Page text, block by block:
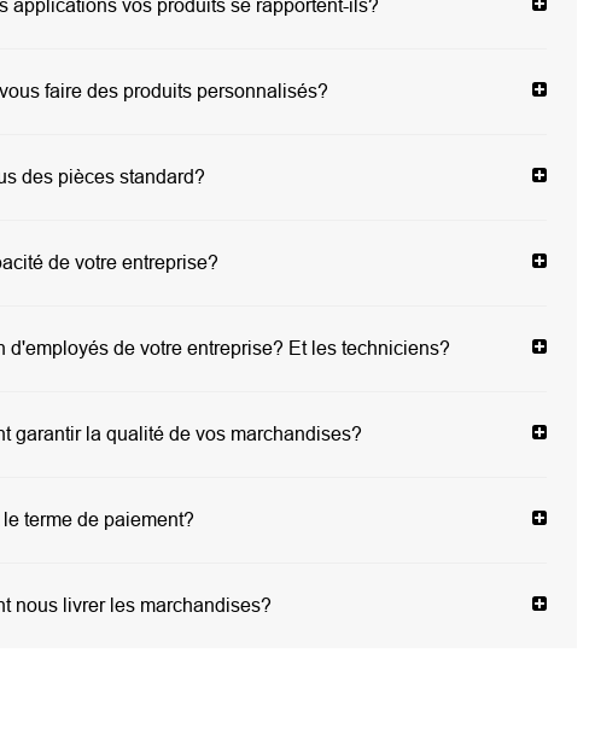
applications vos produits se rapportent-ils?
faire des produits personnalisés?
des pièces standard?
de votre entreprise?
d'employés de votre entreprise? Et les techniciens?
garantir la qualité de vos marchandises?
terme de paiement?
nous livrer les marchandises?